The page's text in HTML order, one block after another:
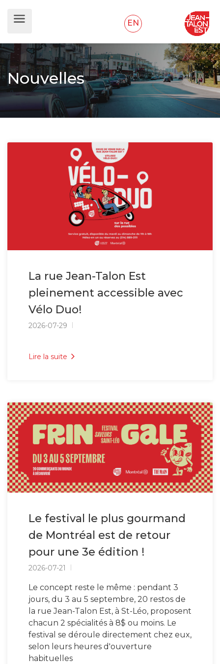
EN
Nouvelles
La rue Jean-Talon Est
pleinement accessible avec
Vélo Duo!
2026-07-29
Lire la suite
Le festival le plus gourmand
de Montréal est de retour
pour une 3e édition !
2026-07-21
Le concept reste le même : pendant 3
jours, du 3 au 5 septembre, 20 restos de
la rue Jean-Talon Est, à St-Léo, proposent
chacun 2 spécialités à 8$ ou moins. Le
festival se déroule directement chez eux,
selon leurs heures d'ouverture
habituelles